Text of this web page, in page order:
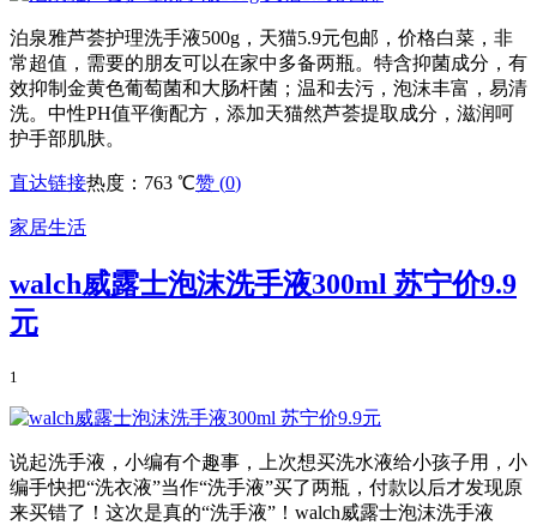
泊泉雅芦荟护理洗手液500g，天猫5.9元包邮，价格白菜，非
常超值，需要的朋友可以在家中多备两瓶。特含抑菌成分，有
效抑制金黄色葡萄菌和大肠杆菌；温和去污，泡沫丰富，易清
洗。中性PH值平衡配方，添加天猫然芦荟提取成分，滋润呵
护手部肌肤。
直达链接热度：763 ℃赞 (0)
家居生活
walch威露士泡沫洗手液300ml 苏宁价9.9
元
1
说起洗手液，小编有个趣事，上次想买洗水液给小孩子用，小
编手快把“洗衣液”当作“洗手液”买了两瓶，付款以后才发现原
来买错了！这次是真的“洗手液”！walch威露士泡沫洗手液